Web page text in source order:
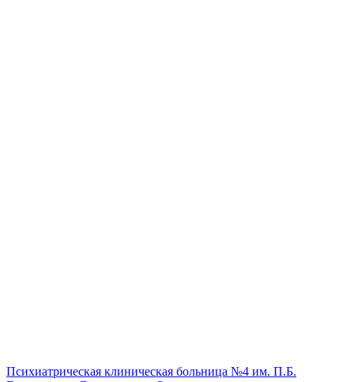
Психиатрическая клиническая больница №4 им. П.Б.